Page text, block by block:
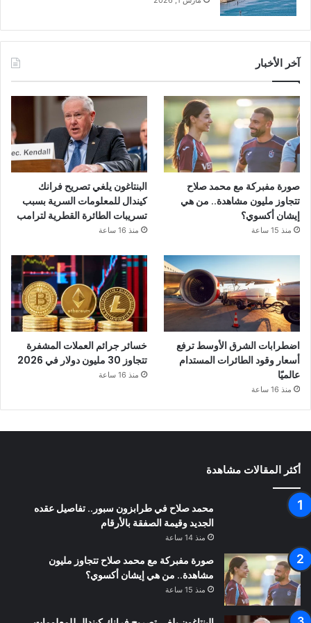
آخر الأخبار
صورة مفبركة مع محمد صلاح
تتجاوز مليون مشاهدة.. من هي
إيشان أكسوي؟
منذ 15 ساعة
البنتاغون يلغي تصريح فرانك
كيندال للمعلومات السرية بسبب
تسريبات الطائرة القطرية لترامب
منذ 16 ساعة
اضطرابات الشرق الأوسط ترفع
أسعار وقود الطائرات المستدام
عالميًا
منذ 16 ساعة
خسائر جرائم العملات المشفرة
تتجاوز 30 مليون دولار في 2026
منذ 16 ساعة
أكثر المقالات مشاهدة
محمد صلاح في طرابزون سبور.. تفاصيل عقده
الجديد وقيمة الصفقة بالأرقام
منذ 14 ساعة
صورة مفبركة مع محمد صلاح تتجاوز مليون
مشاهدة.. من هي إيشان أكسوي؟
منذ 15 ساعة